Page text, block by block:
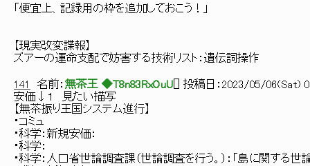
「便宜上、記録用の枠を追加しておこう！」
【現実改変諜報】
ズアーの運命支配で妨害する技術リスト：遺伝詞操作
141 名前： 無茶王 ◆T8n83RxOuU ] 投稿日： 2023/05/06(Sat)
安価↓１ 見たい描写
【無茶振り王国システム進行】
・コミュ
・科学：新規安価：
・科学：
・科学：人口省世論調査課（世論調査を行う。）：「島に関する